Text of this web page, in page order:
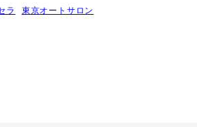
ラ 東京オートサロン